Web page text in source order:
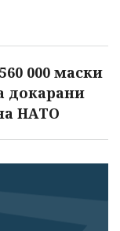
000 маски
докарани
НАТО